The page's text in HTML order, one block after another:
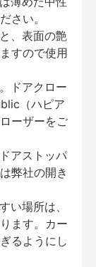
さい。
、表面の艶
すので使用
ドアクロー
（ハピア
ーザーをご
アストッパ
弊社の開き
い場所は、
ます。カー
るようにし